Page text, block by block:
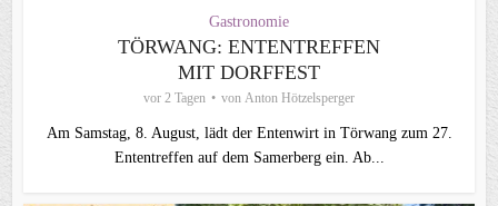
Gastronomie
TÖRWANG: ENTENTREFFEN
MIT DORFFEST
vor 2 Tagen von Anton Hötzelsperger
Am Samstag, 8. August, lädt der Entenwirt in Törwang zum 27.
Ententreffen auf dem Samerberg ein. Ab...